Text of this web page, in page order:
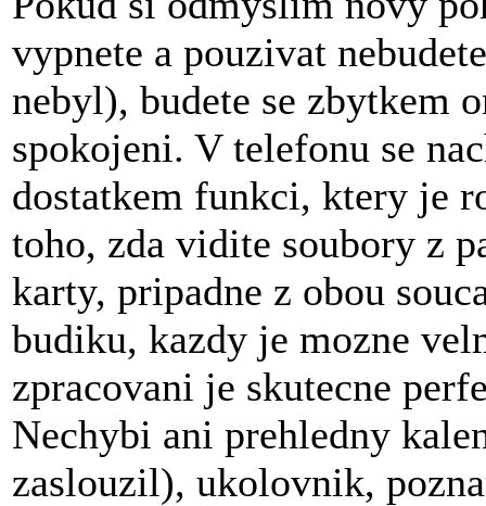
vypnete a pouzivat
nebyl), budete se zbytkem
spokojeni. V telefonu se
dostatkem funkci, ktery je
toho, zda vidite soubory z
karty, pripadne z obou
budiku, kazdy je mozne
zpracovani je skutecne
Nechybi ani prehledny
zaslouzil), ukolovnik,